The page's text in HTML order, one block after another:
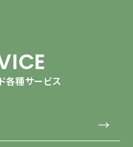
各種サービス
→